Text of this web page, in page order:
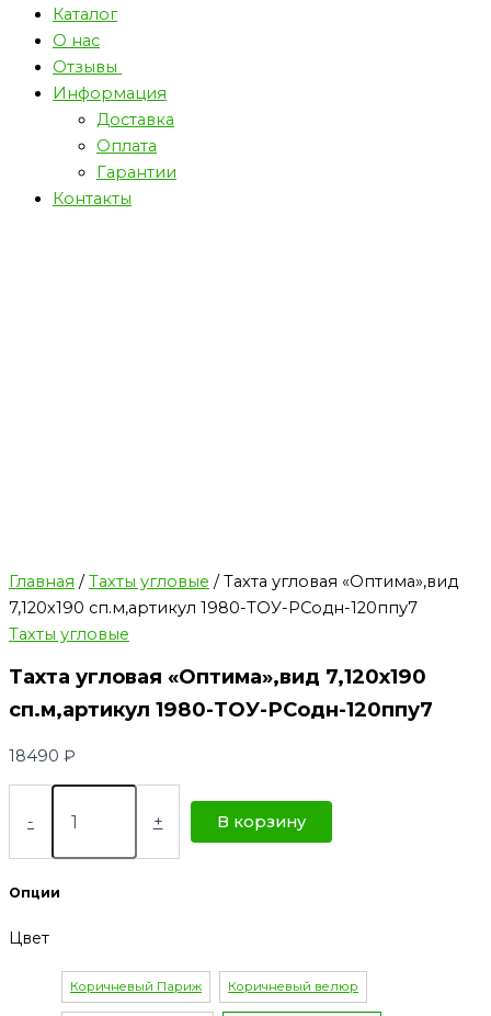
Каталог
О нас
Отзывы
Информация
Доставка
Оплата
Гарантии
Контакты
Главная /Тахты угловые / Тахта угловая «Оптима»,вид
7,120х190 сп.м,артикул 1980-ТОУ-РСодн-120ппу7
Тахты угловые
Тахта угловая «Оптима»,вид 7,120х190
сп.м,артикул 1980-ТОУ-РСодн-120ппу7
18490 ₽
- + В корзину
Опции
Цвет
Коричневый Париж Коричневый велюр